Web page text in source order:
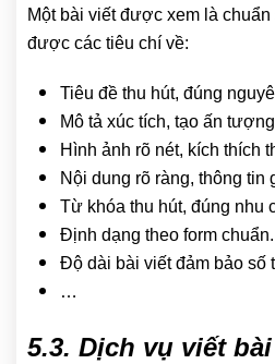
Một bài viết được xem là
được các tiêu chí về:
Tiêu đề thu hút, đúng
Mô tả xúc tích, tạo ấn
Hình ảnh rõ nét, kích thích
Nội dung rõ ràng, thông tin
Từ khóa thu hút, đúng nhu
Định dạng theo form chuẩn.
Độ dài bài viết đảm bảo số
…
5.3. Dịch vụ viết